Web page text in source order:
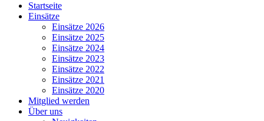
Startseite
Einsätze
Einsätze 2026
Einsätze 2025
Einsätze 2024
Einsätze 2023
Einsätze 2022
Einsätze 2021
Einsätze 2020
Mitglied werden
Über uns